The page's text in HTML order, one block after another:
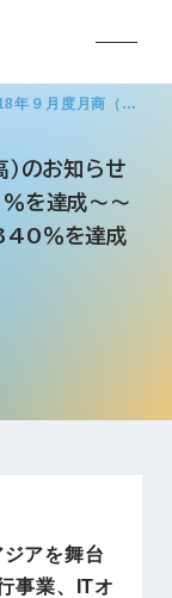
年９月度月商（…
のお知らせ
を達成～～
％を達成
アを舞台
事業、ITオ